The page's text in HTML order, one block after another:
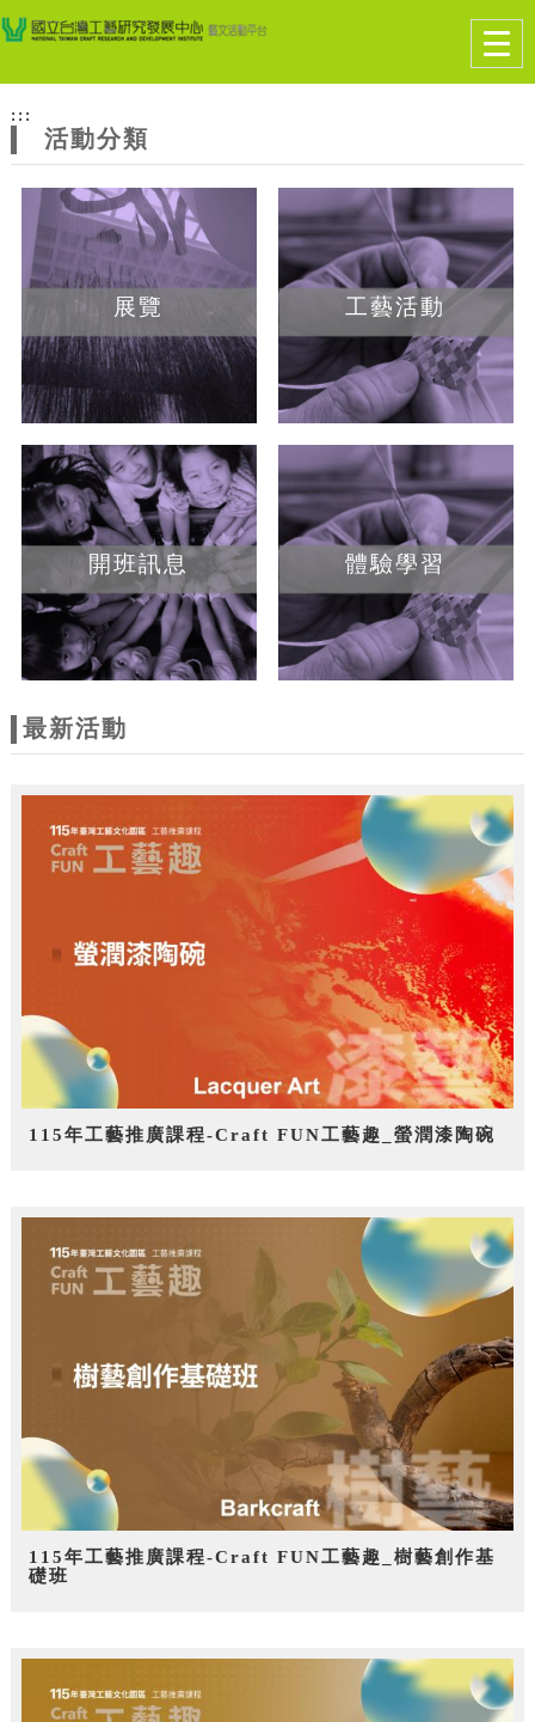
網
站
主
題
跳到主要內容
網站導覽
:::
活動分類
展覽 工藝活動
開班訊息 體驗學習
最新活動
115年工藝推廣課程-Craft FUN工藝趣_螢潤漆陶碗
115年工藝推廣課程-Craft FUN工藝趣_樹藝創作基
礎班